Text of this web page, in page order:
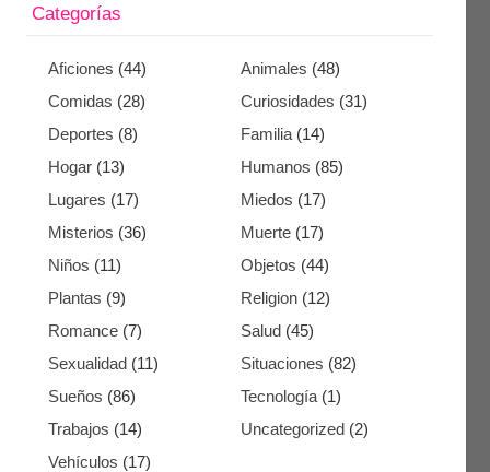
Categorías
Aficiones (44) Animales (48)
Comidas (28) Curiosidades (31)
Deportes (8) Familia (14)
Hogar (13) Humanos (85)
Lugares (17) Miedos (17)
Misterios (36) Muerte (17)
Niños (11) Objetos (44)
Plantas (9) Religion (12)
Romance (7) Salud (45)
Sexualidad (11) Situaciones (82)
Sueños (86) Tecnología (1)
Trabajos (14) Uncategorized (2)
Vehículos (17)